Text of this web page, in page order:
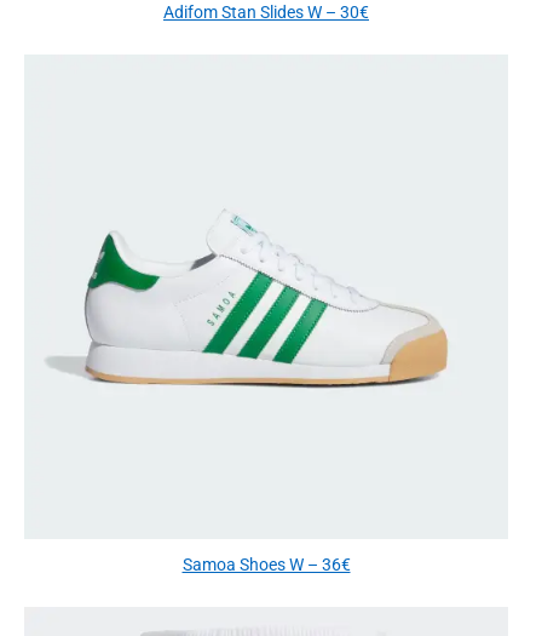
Adifom Stan Slides W – 30€
Samoa Shoes W – 36€